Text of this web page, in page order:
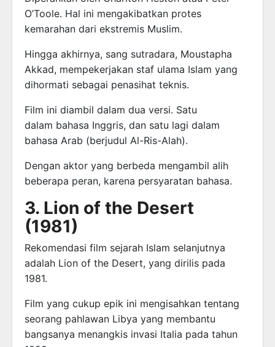
O’Toole. Hal ini mengakibatkan protes
kemarahan dari ekstremis Muslim.
Hingga akhirnya, sang sutradara, Moustapha
Akkad, mempekerjakan staf ulama Islam yang
dihormati sebagai penasihat teknis.
Film ini diambil dalam dua versi. Satu
dalam bahasa Inggris, dan satu lagi dalam
bahasa Arab (berjudul Al-Ris-Alah).
Dengan aktor yang berbeda mengambil alih
beberapa peran, karena persyaratan bahasa.
3. Lion of the Desert
(1981)
Rekomendasi film sejarah Islam selanjutnya
adalah Lion of the Desert, yang dirilis pada
1981.
Film yang cukup epik ini mengisahkan tentang
seorang pahlawan Libya yang membantu
bangsanya menangkis invasi Italia pada tahun